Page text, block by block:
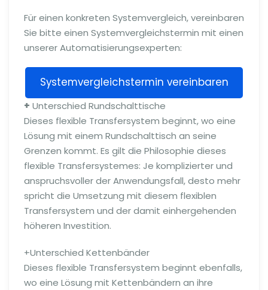
Für einen konkreten Systemvergleich, vereinbaren
Sie bitte einen Systemvergleichstermin mit einen
unserer Automatisierungsexperten:
Systemvergleichstermin vereinbaren
+ Unterschied Rundschalttische
Dieses flexible Transfersystem beginnt, wo eine
Lösung mit einem Rundschalttisch an seine
Grenzen kommt. Es gilt die Philosophie dieses
flexible Transfersystemes: Je komplizierter und
anspruchsvoller der Anwendungsfall, desto mehr
spricht die Umsetzung mit diesem flexiblen
Transfersystem und der damit einhergehenden
höheren Investition.
+Unterschied Kettenbänder
Dieses flexible Transfersystem beginnt ebenfalls,
wo eine Lösung mit Kettenbändern an ihre